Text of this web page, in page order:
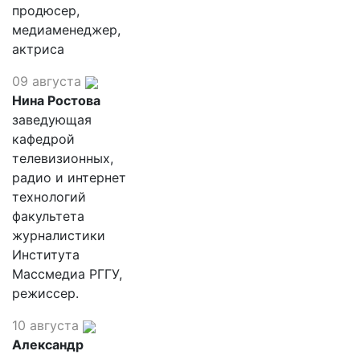
продюсер,
медиаменеджер,
актриса
09 августа
Нина Ростова
заведующая
кафедрой
телевизионных,
радио и интернет
технологий
факультета
журналистики
Института
Массмедиа РГГУ,
режиссер.
10 августа
Александр